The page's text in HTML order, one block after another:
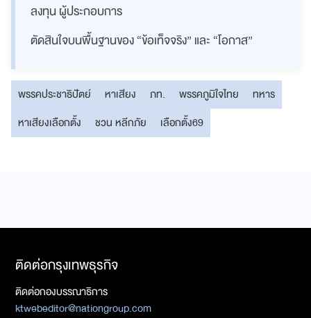
ลงทุน ผู้ประกอบการ
ตัดสินใจบนพื้นฐานของ “ข้อเท็จจริง” และ “โอกาส”
พรรคประชาธิปัตย์ หาเสียง ภท. พรรคภูมิใจไทย
ทหาร
หาเสียงเลือกตั้ง
ชวน หลีกภัย เลือกตั้ง69
ติดต่อกรุงเทพธุรกิจ
ติดต่อกองบรรณาธิการ
ktwebeditor@nationgroup.com